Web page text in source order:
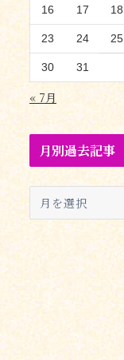
16 17 18
23 24 25
30 31
« 7月
月別過去記事
過
事